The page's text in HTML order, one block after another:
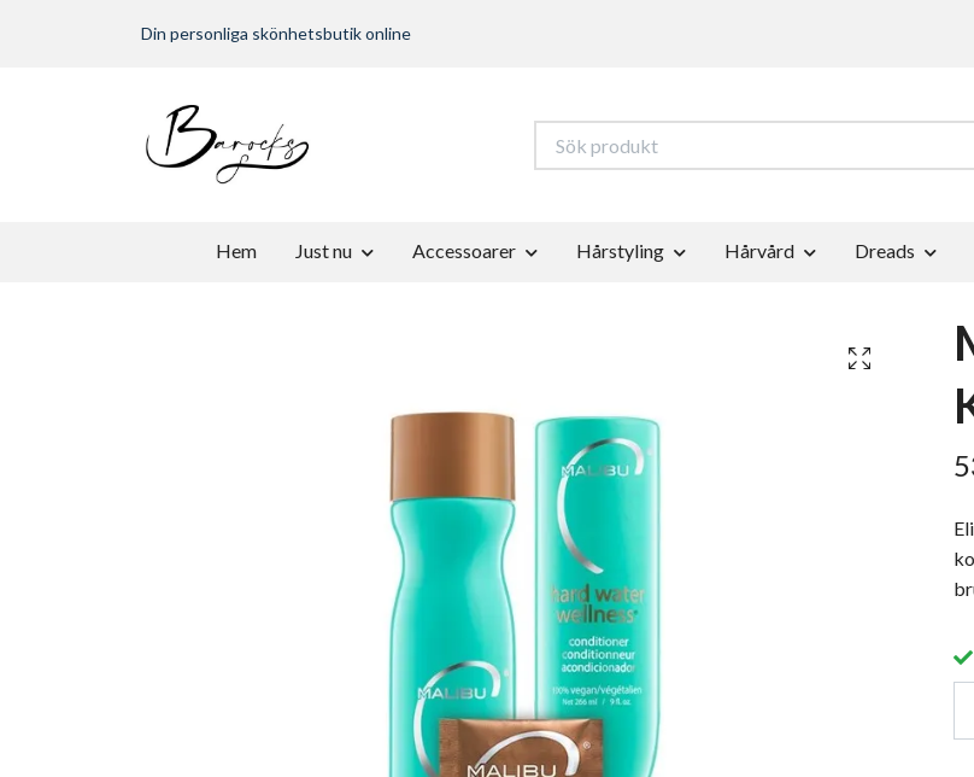
Din personliga skönhetsbutik online
Hem Just nu Accessoarer Hårstyling Hårvård Dreads